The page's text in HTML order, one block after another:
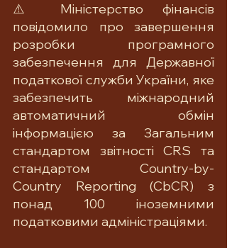
⚠️ Міністерство фінансів
повідомило про завершення
розробки програмного
забезпечення для Державної
податкової служби України, яке
забезпечить міжнародний
автоматичний обмін
інформацією за Загальним
стандартом звітності CRS та
стандартом Country-by-
Country Reporting (CbCR) з
понад 100 іноземними
податковими адміністраціями.